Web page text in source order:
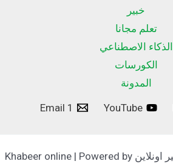
خبير
تعلم مجانا
الذكاء الاصطناعي
الكورسات
المدونة
YouTube
Email 1
Copyright © 2026 خبير اونلاين Khabeer online | Powered by